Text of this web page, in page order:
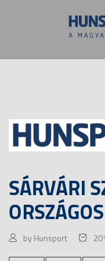
SÁRVÁRI
by Hunsport